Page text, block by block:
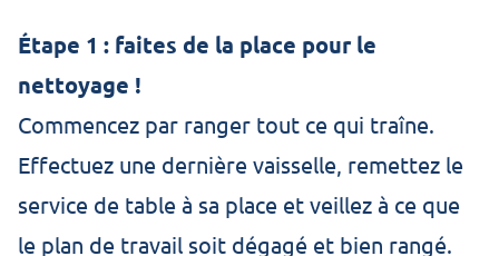
Étape 1 : faites de la place pour le
nettoyage !
Commencez par ranger tout ce qui traîne.
Effectuez une dernière vaisselle, remettez le
service de table à sa place et veillez à ce que
le plan de travail soit dégagé et bien rangé.